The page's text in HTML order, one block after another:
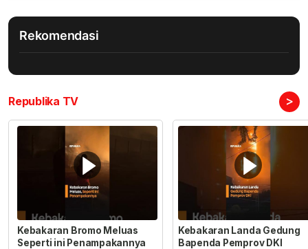
Rekomendasi
Republika TV >
Kebakaran Bromo Meluas
Seperti ini Penampakannya
Kebakaran Landa Gedung
Bapenda Pemprov DKI